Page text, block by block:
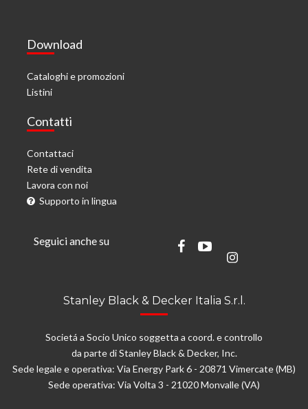
Download
Cataloghi e promozioni
Listini
Contatti
Contattaci
Rete di vendita
Lavora con noi
Supporto in lingua
Seguici anche su
Stanley Black & Decker Italia S.r.l.
Societá a Socio Unico soggetta a coord. e controllo
da parte di Stanley Black & Decker, Inc.
Sede legale e operativa: Via Energy Park 6 - 20871 Vimercate (MB)
Sede operativa: Via Volta 3 - 21020 Monvalle (VA)